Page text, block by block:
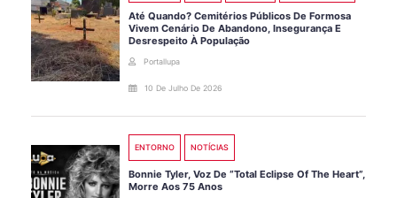
Até Quando? Cemitérios Públicos De Formosa
Vivem Cenário De Abandono, Insegurança E
Desrespeito À População
Portallupa
10 De Julho De 2026
ENTORNO NOTÍCIAS
Bonnie Tyler, Voz De “Total Eclipse Of The Heart”,
Morre Aos 75 Anos